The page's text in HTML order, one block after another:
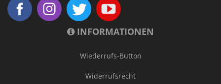
INFORMATIONEN
Wiederrufs-Button
Widerrufsrecht